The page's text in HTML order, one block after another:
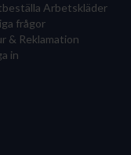
Arbetskläder
frågor
& Reklamation
in